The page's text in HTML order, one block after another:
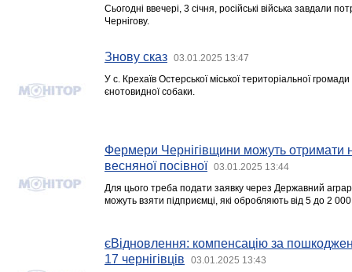
Сьогодні ввечері, 3 січня, російські війська завдали
Чернігову.
Знову сказ 03.01.2025 13:47
У с. Крехаїв Остерської міської територіальної
єнотовидної собаки.
Фермери Чернігівщини можуть отримати
весняної посівної
03.01.2025 13:44
Для цього треба подати заявку через Державний
можуть взяти підприємці, які обробляють від 5 до 2 000
єВідновлення: компенсацію за
17 чернігівців
03.01.2025 13:43